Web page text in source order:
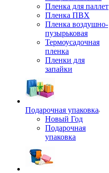
Пленка для паллет
Пленка ПВХ
Пленка воздушно-
пузырьковая
Термоусадочная
пленка
Пленки для
запайки
Подарочная упаковка
Новый Год
Подарочная
упаковка